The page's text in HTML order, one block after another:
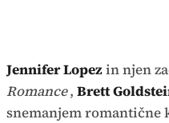
Jennifer Lopezin njen
Romance, Brett
snemanjem romantične